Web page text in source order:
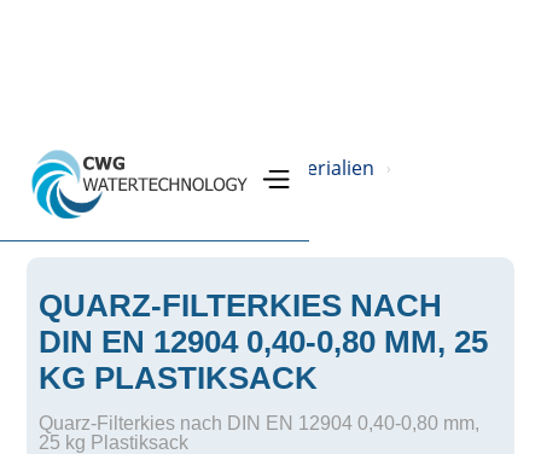
Home › Produkte Filtermaterialien ›
Partikelfiltration ›
QUARZ-FILTERKIES NACH
DIN EN 12904 0,40-0,80 MM, 25
KG PLASTIKSACK
Quarz-Filterkies nach DIN EN 12904 0,40-0,80 mm,
25 kg Plastiksack